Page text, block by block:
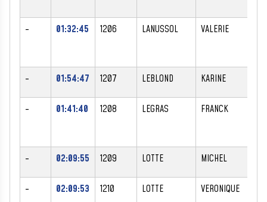
- 01:32:45 1206 LANUSSOL VALERIE
- 01:54:47 1207 LEBLOND KARINE
- 01:41:40 1208 LEGRAS FRANCK
- 02:09:55 1209 LOTTE MICHEL
- 02:09:53 1210 LOTTE VERONIQUE